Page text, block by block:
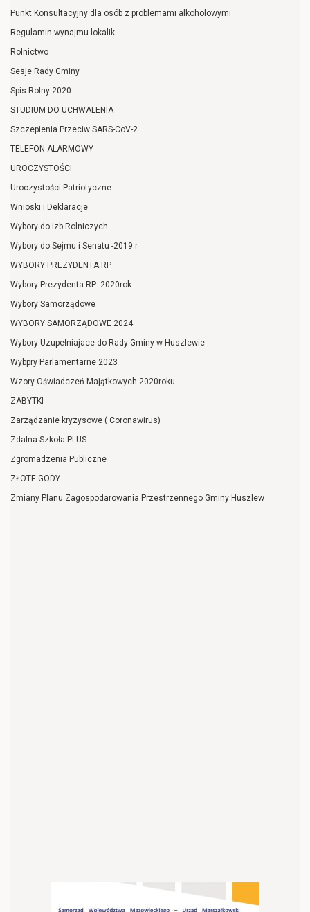
Punkt Konsultacyjny dla osób z problemami alkoholowymi
Regulamin wynajmu lokalik
Rolnictwo
Sesje Rady Gminy
Spis Rolny 2020
STUDIUM DO UCHWALENIA
Szczepienia Przeciw SARS-CoV-2
TELEFON ALARMOWY
UROCZYSTOŚCI
Uroczystości Patriotyczne
Wnioski i Deklaracje
Wybory do Izb Rolniczych
Wybory do Sejmu i Senatu -2019 r.
WYBORY PREZYDENTA RP
Wybory Prezydenta RP -2020rok
Wybory Samorządowe
WYBORY SAMORZĄDOWE 2024
Wybory Uzupełniajace do Rady Gminy w Huszlewie
Wybpry Parlamentarne 2023
Wzory Oświadczeń Majątkowych 2020roku
ZABYTKI
Zarządzanie kryzysowe ( Coronawirus)
Zdalna Szkoła PLUS
Zgromadzenia Publiczne
ZŁOTE GODY
Zmiany Planu Zagospodarowania Przestrzennego Gminy Huszlew